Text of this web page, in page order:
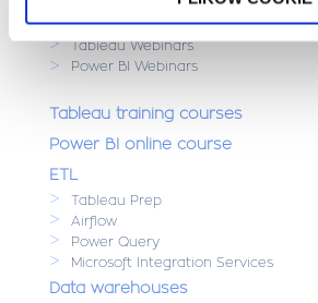
> Amplitude Webinars
> Tableau Webinars
> Power BI Webinars
Tableau training courses
Power BI online course
ETL
> Tableau Prep
> Airflow
> Power Query
> Microsoft Integration Services
Data warehouses